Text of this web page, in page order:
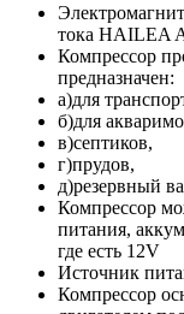
тока HAILEA
Компрессор
предназначен:
а)для
б)для
в)септиков,
г)прудов,
д)резервный
Компрессор
питания,
где есть 12V
Источник
Компрессор